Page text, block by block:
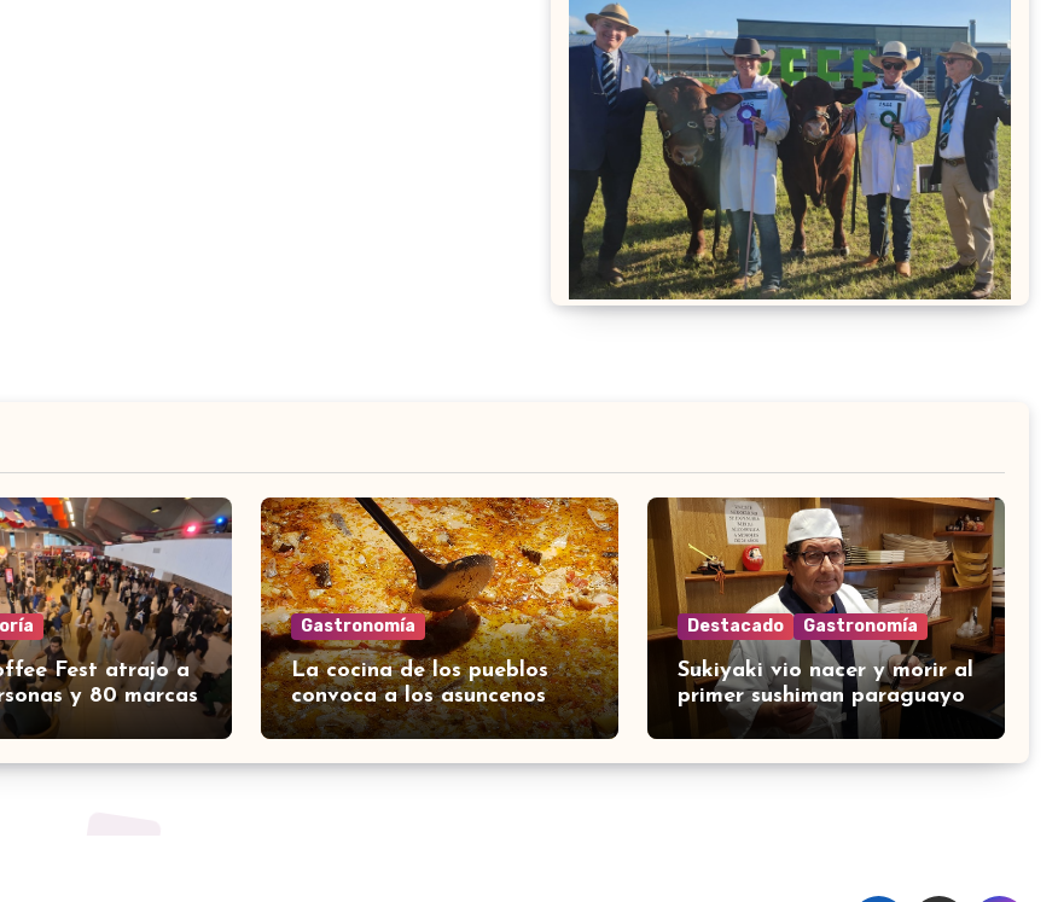
Fest atrajo a
y 80 marcas
Gastronomía
La cocina de los pueblos
convoca a los asuncenos
Destacado Gastronomía
Sukiyaki vio nacer y morir al
primer sushiman paraguayo